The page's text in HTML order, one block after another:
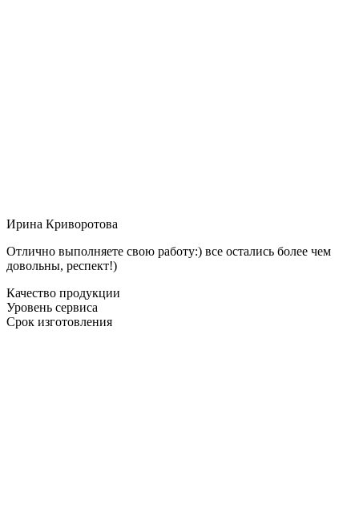
Ирина Криворотова
Отлично выполняете свою работу:) все остались более чем
довольны, респект!)
Качество продукции
Уровень сервиса
Срок изготовления